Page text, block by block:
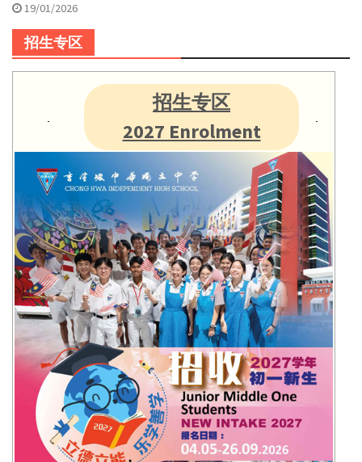
19/01/2026
招生专区
招生专区
2027 Enrolment